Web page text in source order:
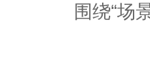
围绕“场